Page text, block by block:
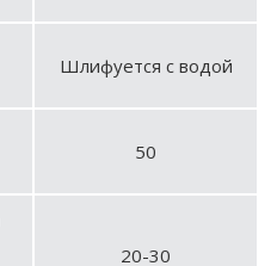
Шлифуется с водой
50
20-30